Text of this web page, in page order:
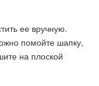
ее вручную.
помойте шапку,
на плоской